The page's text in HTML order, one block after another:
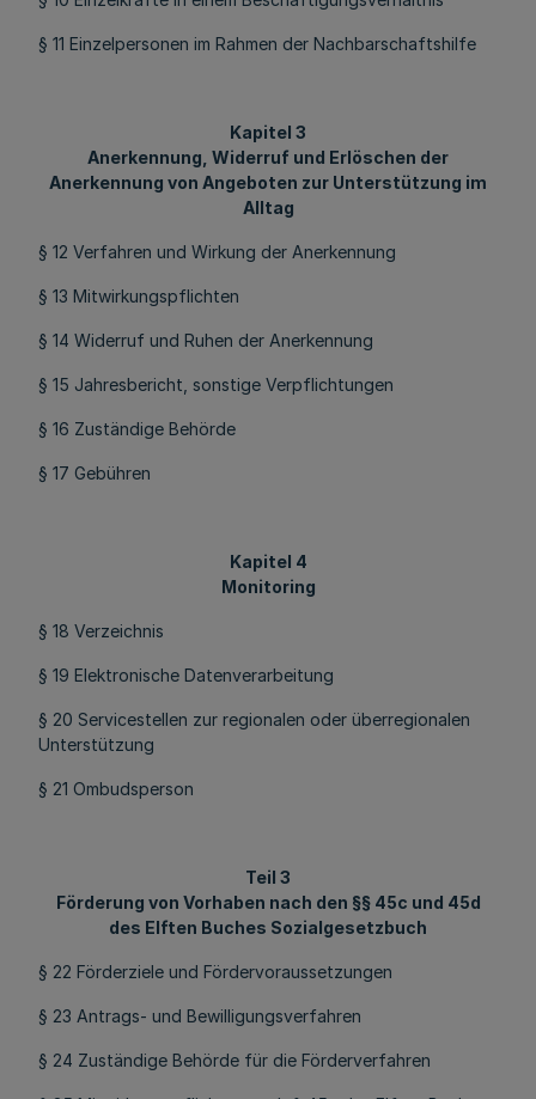
§ 11 Einzelpersonen im Rahmen der Nachbarschaftshilfe
Kapitel 3
Anerkennung, Widerruf und Erlöschen der
Anerkennung von Angeboten zur Unterstützung im
Alltag
§ 12 Verfahren und Wirkung der Anerkennung
§ 13 Mitwirkungspflichten
§ 14 Widerruf und Ruhen der Anerkennung
§ 15 Jahresbericht, sonstige Verpflichtungen
§ 16 Zuständige Behörde
§ 17 Gebühren
Kapitel 4
Monitoring
§ 18 Verzeichnis
§ 19 Elektronische Datenverarbeitung
§ 20 Servicestellen zur regionalen oder überregionalen
Unterstützung
§ 21 Ombudsperson
Teil 3
Förderung von Vorhaben nach den §§ 45c und 45d
des Elften Buches Sozialgesetzbuch
§ 22 Förderziele und Fördervoraussetzungen
§ 23 Antrags- und Bewilligungsverfahren
§ 24 Zuständige Behörde für die Förderverfahren